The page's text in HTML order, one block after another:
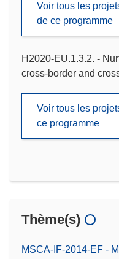
Voir tous les
de ce programme
H2020-EU.1.3.2. -
cross-border and
Voir tous les
ce programme
Thème(s)
MSCA-IF-2014-EF -